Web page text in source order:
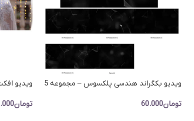
ویدیو بکگراند هندسی پلکسوس – مجموعه 5
تومان60.000
ویدیو
تومان